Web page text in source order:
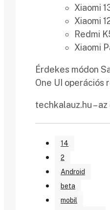
Xiaomi
Xiaomi
Redmi
Xiaomi
Érdekes módon
One UI operációs
techkalauz.hu –
14
2
Android
beta
mobil